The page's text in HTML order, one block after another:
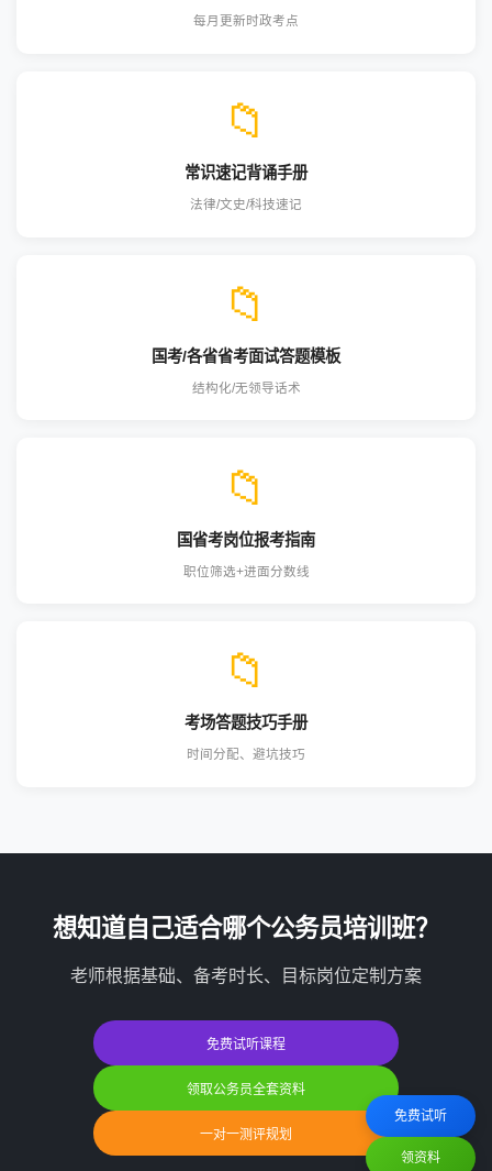
免费试听
领资料
每月更新时政考点
📁
常识速记背诵手册
法律/文史/科技速记
📁
国考/各省省考面试答题模板
结构化/无领导话术
📁
国省考岗位报考指南
职位筛选+进面分数线
📁
考场答题技巧手册
时间分配、避坑技巧
想知道自己适合哪个公务员培训班？
老师根据基础、备考时长、目标岗位定制方案
免费试听课程
领取公务员全套资料
一对一测评规划